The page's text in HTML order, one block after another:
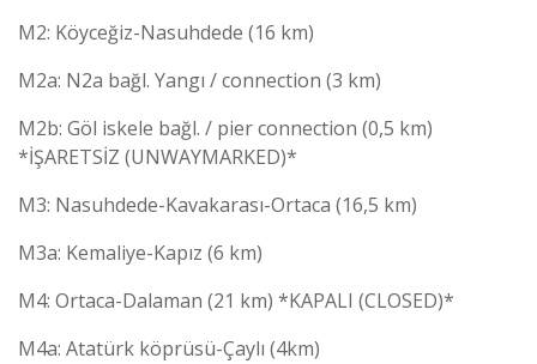
M2: Köyceğiz-Nasuhdede (16 km)
M2a: N2a bağl. Yangı / connection (3 km)
M2b: Göl iskele bağl. / pier connection (0,5 km)
*İŞARETSİZ (UNWAYMARKED)*
M3: Nasuhdede-Kavakarası-Ortaca (16,5 km)
M3a: Kemaliye-Kapız (6 km)
M4: Ortaca-Dalaman (21 km) *KAPALI (CLOSED)*
M4a: Atatürk köprüsü-Çaylı (4km)